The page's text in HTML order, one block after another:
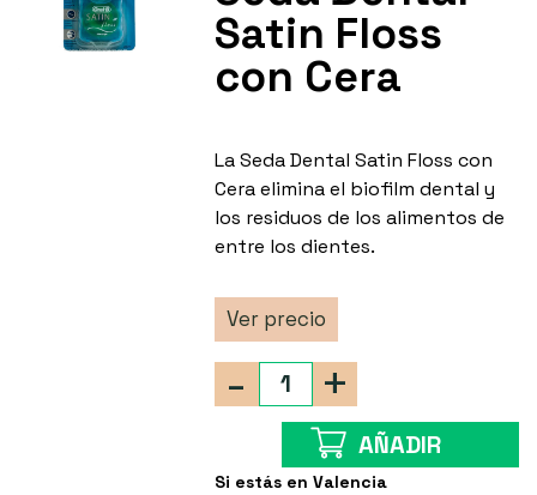
Satin Floss
con Cera
La Seda Dental Satin Floss con
Cera elimina el biofilm dental y
los residuos de los alimentos de
entre los dientes.
Ver precio
+
-
AÑADIR
Si estás en Valencia